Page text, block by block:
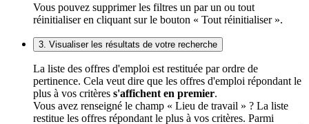
Vous pouvez supprimer les filtres un par un ou tout
réinitialiser en cliquant sur le bouton « Tout réinitialiser ».
3. Visualiser les résultats de votre recherche
La liste des offres d'emploi est restituée par ordre de
pertinence. Cela veut dire que les offres d'emploi répondant le
plus à vos critères s'affichent en premier.
Vous avez renseigné le champ « Lieu de travail » ? La liste
restitue les offres répondant le plus à vos critères. Parmi